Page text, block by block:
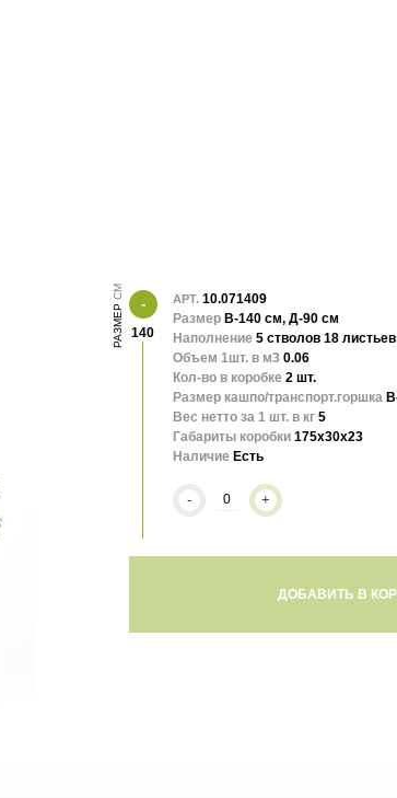
РАЗМЕР 140
АРТ. 10.071409
Размер В-140 см, Д-90 см
Наполнение 5 стволов 18 листьев
Объем 1шт. в м3 0.06
Кол-во в коробке 2 шт.
Размер кашпо/транспорт.горшка
Вес нетто за 1 шт. в кг 5
Габариты коробки 175x30x23
Наличие Есть
- +
ДОБАВИТЬ В